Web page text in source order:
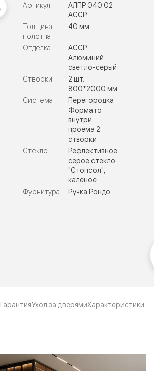
Артикул
АЛПР 040.02
АССР
Толщина
полотна
40 мм
Отделка
АССР
Алюминий
светло-серый
Створки
2 шт.
800*2000 мм
Система
Перегородка
Формато
внутри
проёма 2
створки
Стекло
Рефлективное
серое стекло
"Стопсол",
калёное
Фурнитура
Ручка Рондо
ГарантияУход за дверямиХарактеристики